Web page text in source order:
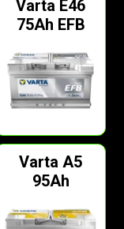
Varta E46
75Ah EFB
Varta A5
95Ah